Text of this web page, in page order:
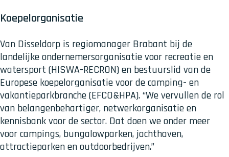
Koepelorganisatie
Van Disseldorp is regiomanager Brabant bij de
landelijke ondernemersorganisatie voor recreatie en
watersport (HISWA-RECRON) en bestuurslid van de
Europese koepelorganisatie voor de camping- en
vakantieparkbranche (EFCO&HPA). “We vervullen de rol
van belangenbehartiger, netwerkorganisatie en
kennisbank voor de sector. Dat doen we onder meer
voor campings, bungalowparken, jachthaven,
attractieparken en outdoorbedrijven.”